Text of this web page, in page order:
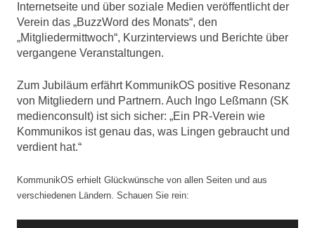
Internetseite und über soziale Medien veröffentlicht der
Verein das „BuzzWord des Monats“, den
„Mitgliedermittwoch“, Kurzinterviews und Berichte über
vergangene Veranstaltungen.
Zum Jubiläum erfährt KommunikOS positive Resonanz
von Mitgliedern und Partnern. Auch Ingo Leßmann (SK
medienconsult) ist sich sicher: „Ein PR-Verein wie
Kommunikos ist genau das, was Lingen gebraucht und
verdient hat.“
KommunikOS erhielt Glückwünsche von allen Seiten und aus
verschiedenen Ländern. Schauen Sie rein: